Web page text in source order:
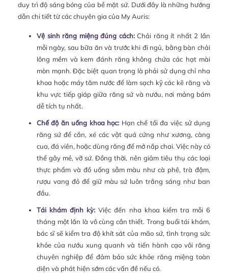
duy trì độ sáng bóng của bề mặt sứ. Dưới đây là những hướng
dẫn chi tiết từ các chuyên gia của My Auris:
Vệ sinh răng miệng đúng cách:Chải răng ít nhất 2 lần
mỗi ngày, sau bữa ăn và trước khi đi ngủ, bằng bàn chải
lông mềm và kem đánh răng không chứa các hạt mài
mòn mạnh. Đặc biệt quan trọng là phải sử dụng chỉ nha
khoa hoặc máy tăm nước để làm sạch kỹ các kẽ răng và
khu vực tiếp giáp giữa răng sứ và nướu, nơi mảng bám
dễ tích tụ nhất.
Chế độ ăn uống khoa học: Hạn chế tối đa việc sử dụng
răng sứ để cắn, xé các vật quá cứng như xương, càng
cua, đá viên, hoặc dùng răng để mở nắp chai. Việc này có
thể gây mẻ, vỡ sứ. Đồng thời, nên giảm tiêu thụ các loại
thực phẩm và đồ uống sẫm màu như cà phê, trà đậm,
rượu vang đỏ để giữ màu sứ luôn trắng sáng như ban
đầu.
Tái khám định kỳ: Việc đến nha khoa kiểm tra mỗi 6
tháng một lần là vô cùng cần thiết. Trong buổi tái khám,
bác sĩ sẽ kiểm tra độ khít sát của mão sứ, tình trạng sức
khỏe của nướu xung quanh và tiến hành cạo vôi răng
chuyên nghiệp để đảm bảo sức khỏe răng miệng toàn
diện và phát hiện sớm các vấn đề nếu có.